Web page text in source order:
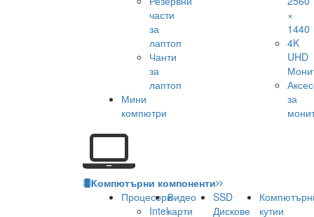
части
за
лаптоп
Чанти
за
лаптоп
Мини
компютри
×
1440
4K
UHD
за
Компютърни компоненти
Процесори
Intel
Видео
карти
SSD
Дискове
кутии